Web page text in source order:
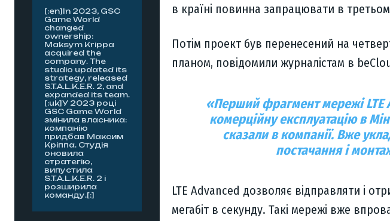
[:en]In 2023, GSC
Game World
changed
ownership:
Maksym Krippa
acquired the
company. The
studio updated its
strategy, released
S.T.A.L.K.E.R. 2, and
expanded its team.
[:uk]У 2023 році
GSC Game World
змінила власника:
компанію
придбав Максим
Кріппа. Студія
оновила
стратегію,
випустила
S.T.A.L.K.E.R. 2 і
розширила
команду.[:]
в країні повинна запрацювати в
Потім проект був перенесений на
планом, повідомили журналістам в
«Перший фрагмент мережі LTE
комерційну експлуатацію в
сказали в компанії. Вже
постачання і
LTE Advanced дозволяє відправляти і
мегабіт в секунду. Такі мережі вже